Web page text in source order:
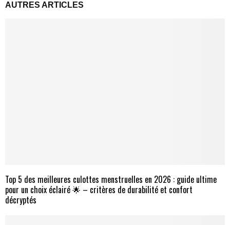
AUTRES ARTICLES
Top 5 des meilleures culottes menstruelles en 2026 : guide ultime
pour un choix éclairé 🌟 – critères de durabilité et confort
décryptés